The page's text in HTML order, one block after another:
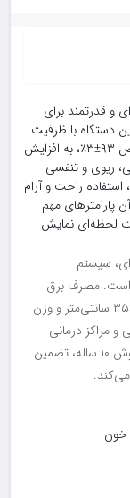
حرفه‌ای و قدرتمند برای
دستگاه با ظرفیت
تولید ۰٫۵ تا ۱۰ لیتر اکسیژن خالص در دقیقه و خلوص ۹۳±۳٪، به افزایش
ریوی و تنفسی
با حداکثر ۴۸ دسی‌بل، استفاده راحت و آرام
پارامترهای مهم
لحظه‌ای نمایش
سیستم
ساعته و مقطعی است. مصرف برق
بهینه (۵۰۰ وات)، بدنه مقاوم، ابعاد مناسب ۶۷×۳۳×۳۵ سانتی‌متر و وزن
و مراکز درمانی
ایده‌آل می‌کند. گارانتی ۲ ساله و خدمات پس از فروش ۱۰ ساله، تضمین
خون